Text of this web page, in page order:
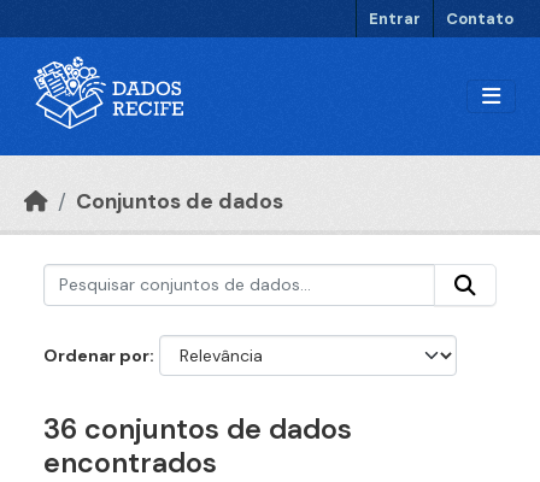
Entrar Contato
Conjuntos de dados
Ordenar por
36 conjuntos de dados
encontrados